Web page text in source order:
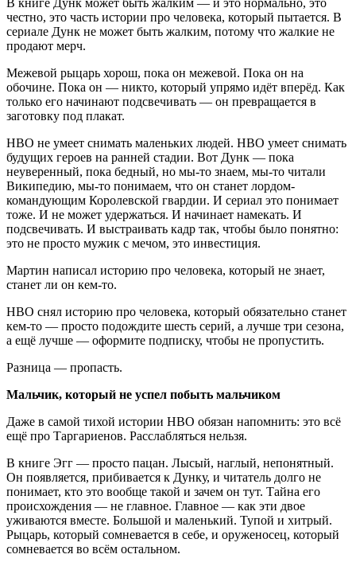
В книге Дунк может быть жалким — и это нормально, это
честно, это часть истории про человека, который пытается. В
сериале Дунк не может быть жалким, потому что жалкие не
продают мерч.
Межевой рыцарь хорош, пока он межевой. Пока он на
обочине. Пока он — никто, который упрямо идёт вперёд. Как
только его начинают подсвечивать — он превращается в
заготовку под плакат.
HBO не умеет снимать маленьких людей. HBO умеет снимать
будущих героев на ранней стадии. Вот Дунк — пока
неуверенный, пока бедный, но мы-то знаем, мы-то читали
Википедию, мы-то понимаем, что он станет лордом-
командующим Королевской гвардии. И сериал это понимает
тоже. И не может удержаться. И начинает намекать. И
подсвечивать. И выстраивать кадр так, чтобы было понятно:
это не просто мужик с мечом, это инвестиция.
Мартин написал историю про человека, который не знает,
станет ли он кем-то.
HBO снял историю про человека, который обязательно станет
кем-то — просто подождите шесть серий, а лучше три сезона,
а ещё лучше — оформите подписку, чтобы не пропустить.
Разница — пропасть.
Мальчик, который не успел побыть мальчиком
Даже в самой тихой истории HBO обязан напомнить: это всё
ещё про Таргариенов. Расслабляться нельзя.
В книге Эгг — просто пацан. Лысый, наглый, непонятный.
Он появляется, прибивается к Дунку, и читатель долго не
понимает, кто это вообще такой и зачем он тут. Тайна его
происхождения — не главное. Главное — как эти двое
уживаются вместе. Большой и маленький. Тупой и хитрый.
Рыцарь, который сомневается в себе, и оруженосец, который
сомневается во всём остальном.